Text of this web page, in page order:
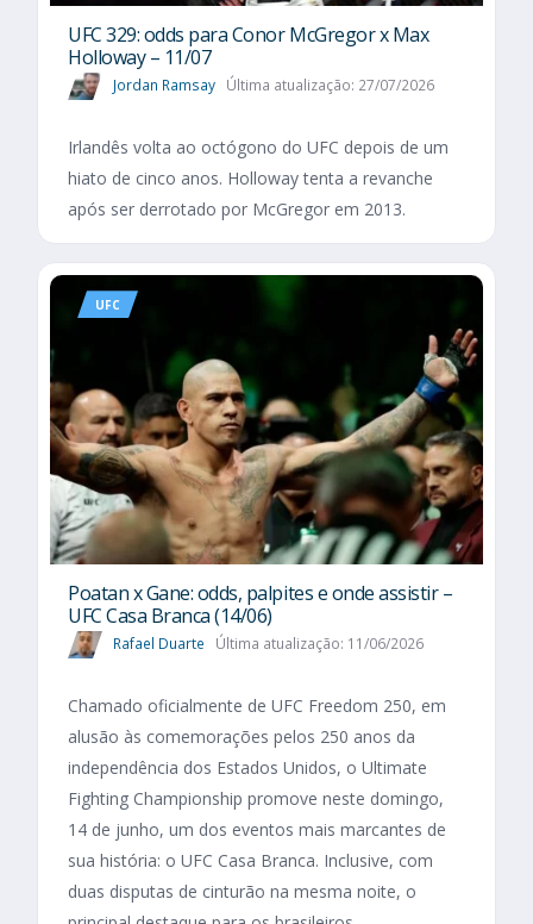
UFC 329: odds para Conor McGregor x Max
Holloway – 11/07
Jordan Ramsay Última atualização: 27/07/2026
Irlandês volta ao octógono do UFC depois de um
hiato de cinco anos. Holloway tenta a revanche
após ser derrotado por McGregor em 2013.
UFC
Poatan x Gane: odds, palpites e onde assistir –
UFC Casa Branca (14/06)
Rafael Duarte Última atualização: 11/06/2026
Chamado oficialmente de UFC Freedom 250, em
alusão às comemorações pelos 250 anos da
independência dos Estados Unidos, o Ultimate
Fighting Championship promove neste domingo,
14 de junho, um dos eventos mais marcantes de
sua história: o UFC Casa Branca. Inclusive, com
duas disputas de cinturão na mesma noite, o